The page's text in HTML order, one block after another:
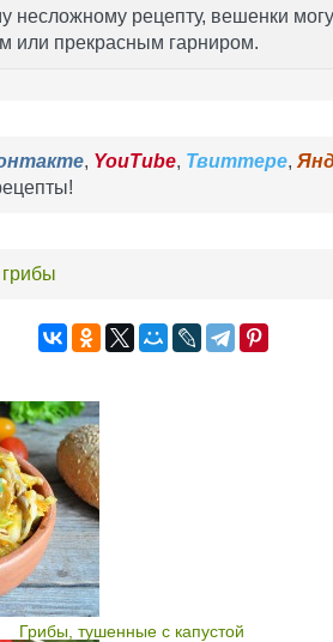
несложному рецепту, вешенки
или прекрасным гарниром.
, YouTube, Твиттере,
Грибы, тушенные с капустой